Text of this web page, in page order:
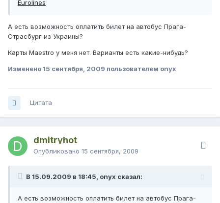
Eurolines
А есть возможность оплатить билет на автобус Прага-
Страсбург из Украины?
Карты Maestro у меня нет. Варианты есть какие-нибудь?
Изменено 15 сентября, 2009 пользователем onyx
Цитата
dmitryhot
Опубликовано 15 сентября, 2009
В 15.09.2009 в 18:45, onyx сказал:
А есть возможность оплатить билет на автобус Прага-